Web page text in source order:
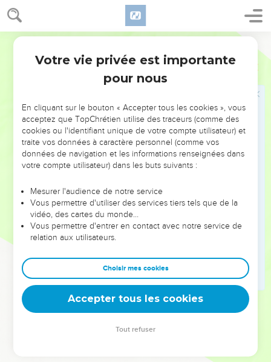
7
500 pièces d’argent, et l'autre 50.
42 Comme ils n'avaient pas de quoi le rembourser, il leur
plus ? »
Simon répondit : « Celui, je pense, auquel il a remis la plus
Puis il se tourna vers la femme et dit à Simon : « Tu vois
cette femme ? Je suis entré dans ta maison et tu ne m'as pas
donné d'eau pour me laver les pieds ; mais elle, elle les a
mouillés de ses larmes et les a essuyés avec ses cheveux.
suis entré, elle n'a pas cessé de m'embrasser les pieds.
Tu n'as pas versé d'huile sur ma tête ; mais elle, elle a
versé du parfum sur mes pieds.
C'est pourquoi je te le dis, ses nombreux péchés ont été
pardonnés, puisqu'elle a beaucoup aimé. Mais celui à qui
l'on pardonne peu aime peu. »
Et il dit à la femme : « Tes péchés sont pardonnés. »
Les invités se mirent à dire en eux-mêmes : « Qui est cet
Votre vie privée est importante
pour nous
En cliquant sur le bouton « Accepter tous les cookies », vous
acceptez que TopChrétien utilise des traceurs (comme des
cookies ou l'identifiant unique de votre compte utilisateur) et
traite vos données à caractère personnel (comme vos
données de navigation et les informations renseignées dans
votre compte utilisateur) dans les buts suivants :
Mesurer l'audience de notre service
Vous permettre d'utiliser des services tiers tels que de la
vidéo, des cartes du monde…
Vous permettre d'entrer en contact avec notre service de
relation aux utilisateurs.
Choisir mes cookies
Accepter tous les cookies
Tout refuser